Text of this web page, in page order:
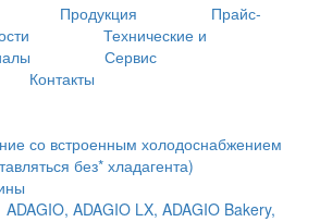
Продукция
Прайс-
Технические и
Сервис
Контакты
со встроенным холодоснабжением
без* хладагента)
ADAGIO, ADAGIO LX, ADAGIO Bakery,